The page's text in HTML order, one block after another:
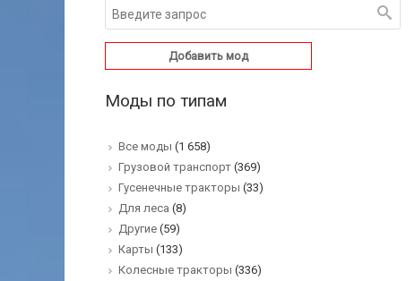
Добавить мод
Моды по типам
Все моды (1 658)
Грузовой транспорт (369)
Гусенечные тракторы (33)
Для леса (8)
Другие (59)
Карты (133)
Колесные тракторы (336)